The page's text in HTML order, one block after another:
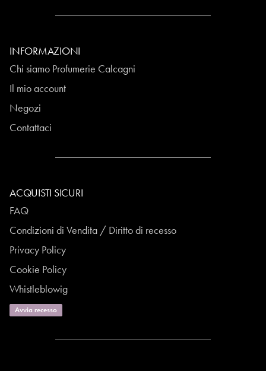
INFORMAZIONI
Chi siamo Profumerie Calcagni
Il mio account
Negozi
Contattaci
ACQUISTI SICURI
FAQ
Condizioni di Vendita / Diritto di recesso
Privacy Policy
Cookie Policy
Whistleblowig
Avvia recesso